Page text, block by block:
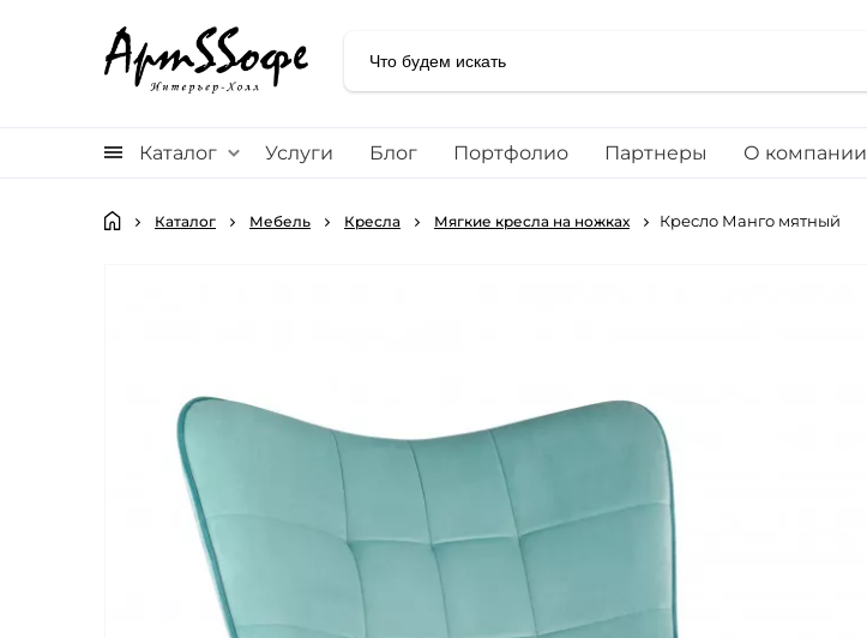
Каталог Услуги Блог Портфолио Партнеры О компании
Каталог Мебель Кресла Мягкие кресла на ножках Кресло Манго мятный